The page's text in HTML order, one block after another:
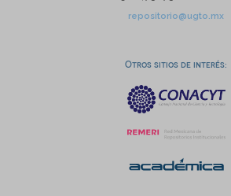
repositorio@ugto.mx
Otros sitios de interés: